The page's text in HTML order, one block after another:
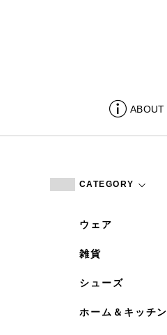
ABOUT
CATEGORY
ウェア
雑貨
シューズ
ホーム＆キッチン